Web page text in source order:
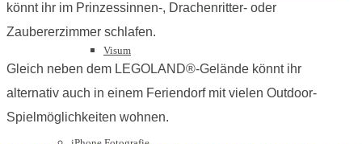
Visum
könnt ihr im Prinzessinnen-, Drachenritter- oder
Zaubererzimmer schlafen.
Gleich neben dem LEGOLAND®-Gelände könnt ihr
alternativ auch in einem Feriendorf mit vielen Outdoor-
Spielmöglichkeiten wohnen.